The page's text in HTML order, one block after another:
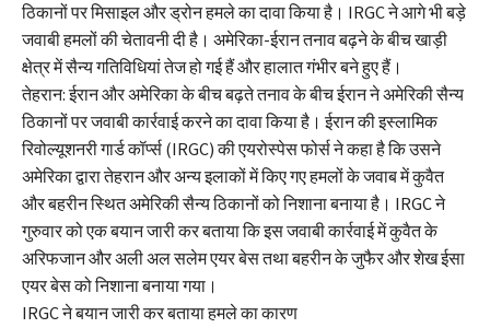
ठिकानों पर मिसाइल और ड्रोन हमले का दावा किया है। IRGC ने आगे भी बड़े
जवाबी हमलों की चेतावनी दी है। अमेरिका-ईरान तनाव बढ़ने के बीच खाड़ी
क्षेत्र में सैन्य गतिविधियां तेज हो गई हैं और हालात गंभीर बने हुए हैं।
तेहरान: ईरान और अमेरिका के बीच बढ़ते तनाव के बीच ईरान ने अमेरिकी सैन्य
ठिकानों पर जवाबी कार्रवाई करने का दावा किया है। ईरान की इस्लामिक
रिवोल्यूशनरी गार्ड कॉर्प्स (IRGC) की एयरोस्पेस फोर्स ने कहा है कि उसने
अमेरिका द्वारा तेहरान और अन्य इलाकों में किए गए हमलों के जवाब में कुवैत
और बहरीन स्थित अमेरिकी सैन्य ठिकानों को निशाना बनाया है। IRGC ने
गुरुवार को एक बयान जारी कर बताया कि इस जवाबी कार्रवाई में कुवैत के
अरिफजान और अली अल सलेम एयर बेस तथा बहरीन के जुफैर और शेख ईसा
एयर बेस को निशाना बनाया गया।
IRGC ने बयान जारी कर बताया हमले का कारण